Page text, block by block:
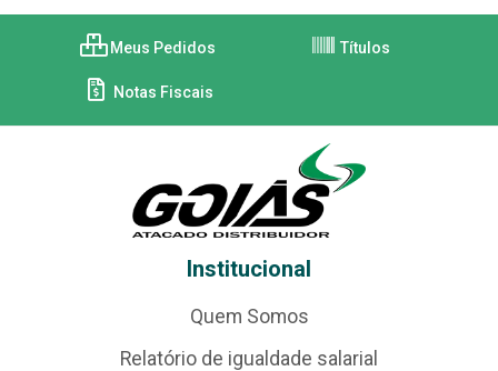
Meus Pedidos Títulos
Notas Fiscais
Institucional
Quem Somos
Relatório de igualdade salarial